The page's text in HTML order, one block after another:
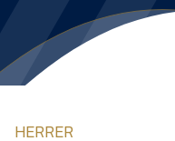
HERRER